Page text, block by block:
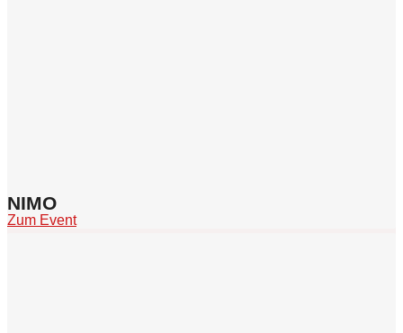
NIMO
Zum Event